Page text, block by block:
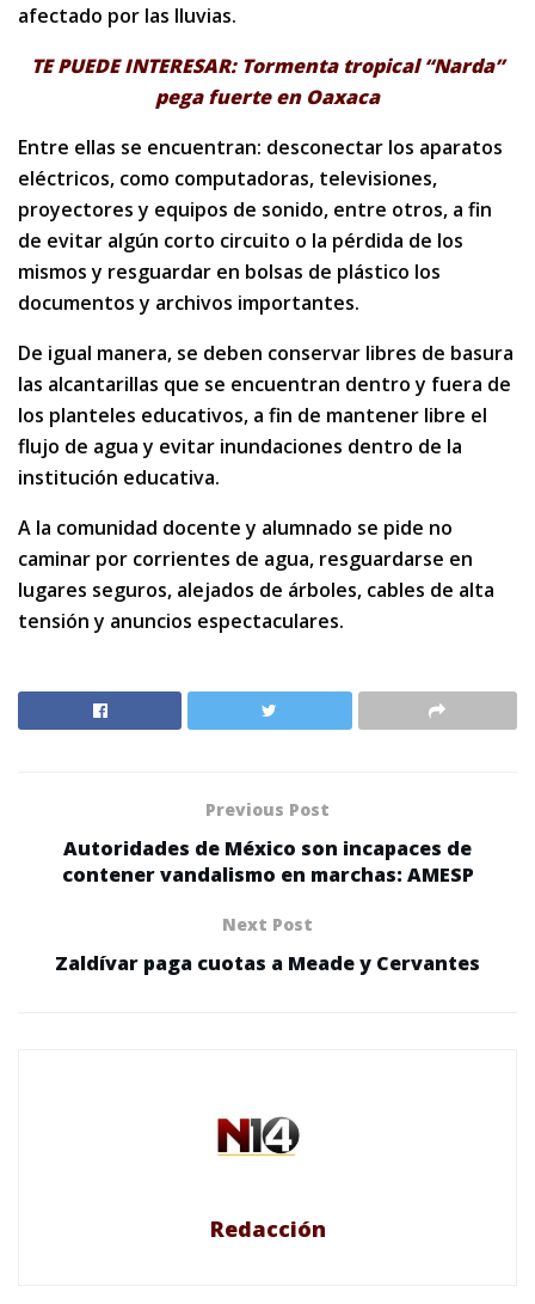
afectado por las lluvias.
TE PUEDE INTERESAR: Tormenta tropical “Narda”
pega fuerte en Oaxaca
Entre ellas se encuentran: desconectar los aparatos
eléctricos, como computadoras, televisiones,
proyectores y equipos de sonido, entre otros, a fin
de evitar algún corto circuito o la pérdida de los
mismos y resguardar en bolsas de plástico los
documentos y archivos importantes.
De igual manera, se deben conservar libres de basura
las alcantarillas que se encuentran dentro y fuera de
los planteles educativos, a fin de mantener libre el
flujo de agua y evitar inundaciones dentro de la
institución educativa.
A la comunidad docente y alumnado se pide no
caminar por corrientes de agua, resguardarse en
lugares seguros, alejados de árboles, cables de alta
tensión y anuncios espectaculares.
Previous Post
Autoridades de México son incapaces de
contener vandalismo en marchas: AMESP
Next Post
Zaldívar paga cuotas a Meade y Cervantes
Redacción